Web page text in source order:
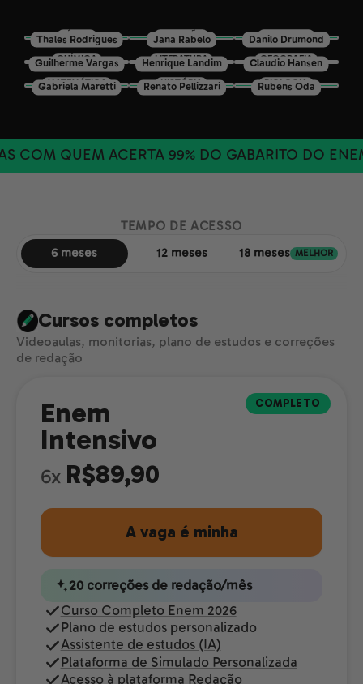
FÍSICA
Thales Rodrigues REDAÇÃO
Jana Rabelo FILOSOFIA
Danilo Drumond
QUÍMICA
Guilherme Vargas LITERATURA
Henrique Landim GEOGRAFIA
Claudio Hansen
MATEMÁTICA
Gabriela Maretti HISTÓRIA
Renato Pellizzari BIOLOGIA
Rubens Oda
COM QUEM ACERTA 99% DO GABARITO DO ENEM
TEMPO DE ACESSO
6 meses
12 meses 18 meses MELHOR
Cursos completos
Videoaulas, monitorias, plano de estudos e correções
de redação
COMPLETO
Enem
Intensivo
6x R$89,90
A vaga é minha
20 correções de redação/mês
Curso Completo Enem 2026
Plano de estudos personalizado
Assistente de estudos (IA)
Plataforma de Simulado Personalizada
Acesso à plataforma Redação